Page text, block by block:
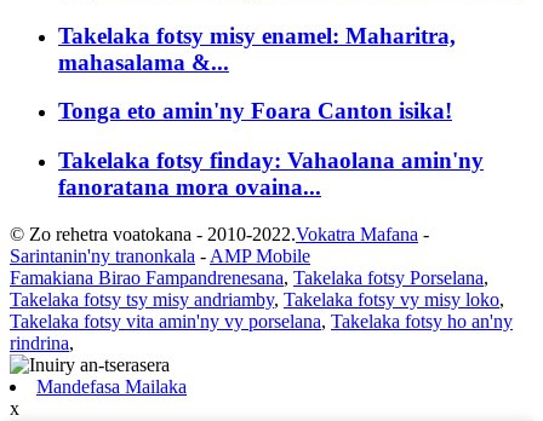
Takelaka fotsy misy enamel: Maharitra,
mahasalama &...
Tonga eto amin'ny Foara Canton isika!
Takelaka fotsy finday: Vahaolana amin'ny
fanoratana mora ovaina...
© Zo rehetra voatokana - 2010-2022.Vokatra Mafana -
Sarintanin'ny tranonkala - AMP Mobile
Famakiana Birao Fampandrenesana, Takelaka fotsy Porselana,
Takelaka fotsy tsy misy andriamby, Takelaka fotsy vy misy loko,
Takelaka fotsy vita amin'ny vy porselana, Takelaka fotsy ho an'ny
rindrina,
Mandefasa Mailaka
x